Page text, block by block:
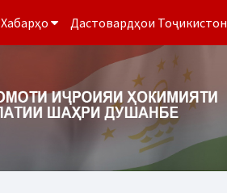
Хабарҳо Дастовардҳои Тоҷикистон